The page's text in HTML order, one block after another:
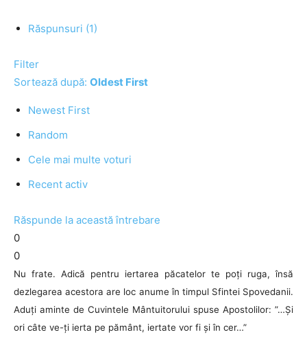
Răspunsuri (1)
Filter
Sortează după: Oldest First
Newest First
Random
Cele mai multe voturi
Recent activ
Răspunde la această întrebare
0
0
Nu frate. Adică pentru iertarea păcatelor te poți ruga, însă
dezlegarea acestora are loc anume în timpul Sfintei Spovedanii.
Aduți aminte de Cuvintele Mântuitorului spuse Apostolilor: ”…Și
ori câte ve-ți ierta pe pământ, iertate vor fi și în cer…”